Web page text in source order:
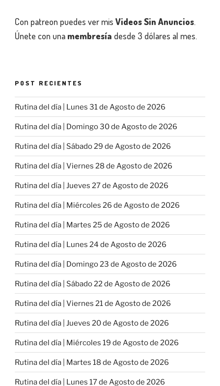
Con patreon puedes ver mis Videos Sin Anuncios.
Únete con una membresía desde 3 dólares al mes.
POST RECIENTES
Rutina del día | Lunes 31 de Agosto de 2026
Rutina del día | Domingo 30 de Agosto de 2026
Rutina del día | Sábado 29 de Agosto de 2026
Rutina del día | Viernes 28 de Agosto de 2026
Rutina del día | Jueves 27 de Agosto de 2026
Rutina del día | Miércoles 26 de Agosto de 2026
Rutina del día | Martes 25 de Agosto de 2026
Rutina del día | Lunes 24 de Agosto de 2026
Rutina del día | Domingo 23 de Agosto de 2026
Rutina del día | Sábado 22 de Agosto de 2026
Rutina del día | Viernes 21 de Agosto de 2026
Rutina del día | Jueves 20 de Agosto de 2026
Rutina del día | Miércoles 19 de Agosto de 2026
Rutina del día | Martes 18 de Agosto de 2026
Rutina del día | Lunes 17 de Agosto de 2026